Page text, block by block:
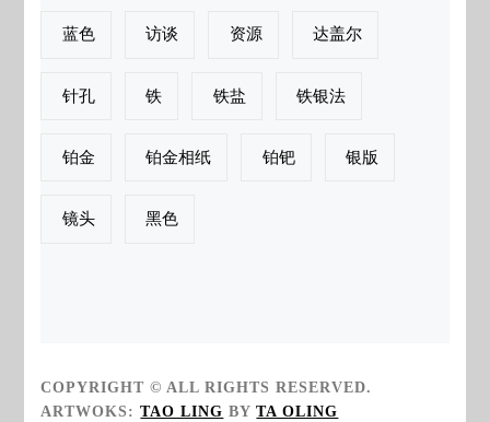
蓝色 访谈 资源 达盖尔
针孔 铁 铁盐 铁银法
铂金 铂金相纸 铂钯 银版
镜头 黑色
COPYRIGHT © ALL RIGHTS RESERVED.
ARTWOKS:TAO LING BYTA OLING